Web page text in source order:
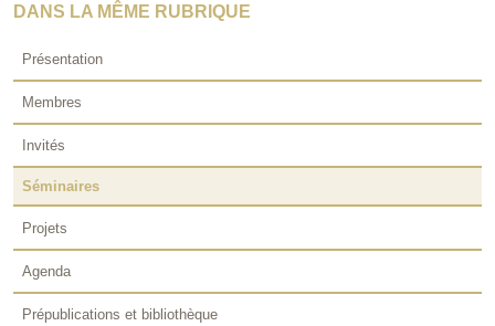
DANS LA MÊME RUBRIQUE
Présentation
Membres
Invités
Séminaires
Projets
Agenda
Prépublications et bibliothèque